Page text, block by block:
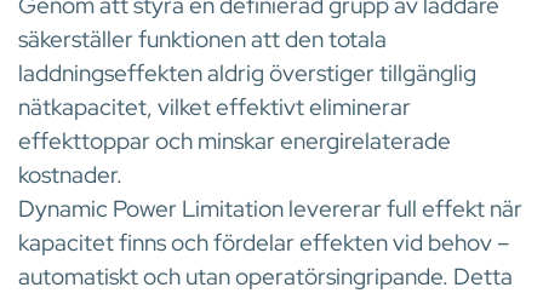
säkerställer funktionen att den totala
laddningseffekten aldrig överstiger tillgänglig
nätkapacitet, vilket effektivt eliminerar
effekttoppar och minskar energirelaterade
kostnader.
Dynamic Power Limitation levererar full effekt när
kapacitet finns och fördelar effekten vid behov –
automatiskt och utan operatörsingripande. Detta